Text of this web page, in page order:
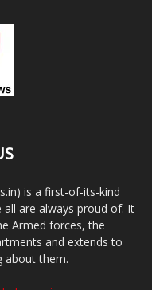
is a first-of-its-kind
are always proud of. It
Armed forces, the
and extends to
about them.